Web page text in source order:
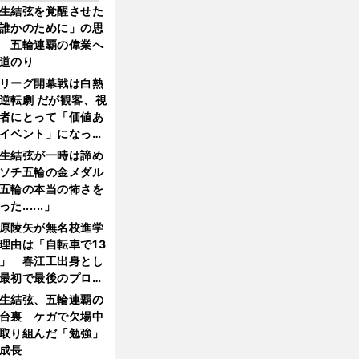
結弦を覚醒させた
かのために」の思
五輪連覇の偉業へ
のり
ーグ開幕戦は白熱
転劇 だが観客、視
にとって「価値あ
ベント」になって
か
結弦が一時は諦め
チ五輪の金メダル
輪の本当の怖さを
た......」
陵矢が無名校進学
由は「自転車で13
春江工出身とし
初で最後のプロ野
手となった
結弦、五輪連覇の
裏 ケガで欠場中
り組んだ「勉強」
長